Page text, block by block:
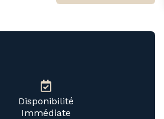
Immédiate
Disponibilité